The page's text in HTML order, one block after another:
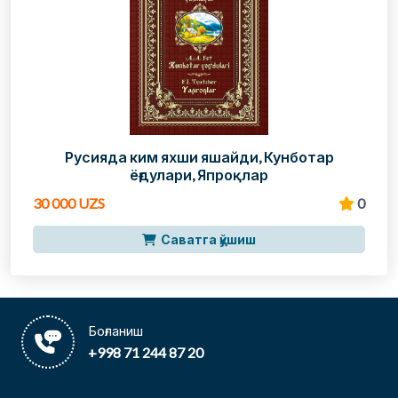
Русияда ким яхши яшайди, Кунботар
ёғдулари, Япроқлар
30 000 UZS
0
Саватга қўшиш
Боғланиш
+998 71 244 87 20